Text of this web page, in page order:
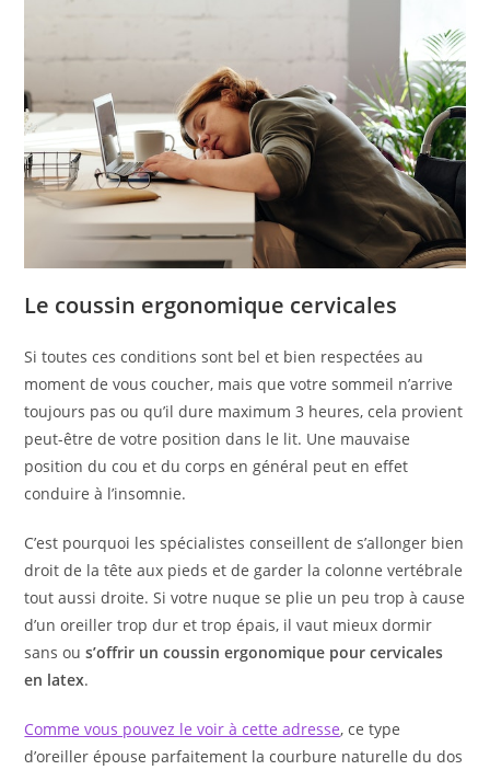
Le coussin ergonomique cervicales
Si toutes ces conditions sont bel et bien respectées au
moment de vous coucher, mais que votre sommeil n’arrive
toujours pas ou qu’il dure maximum 3 heures, cela provient
peut-être de votre position dans le lit. Une mauvaise
position du cou et du corps en général peut en effet
conduire à l’insomnie.
C’est pourquoi les spécialistes conseillent de s’allonger bien
droit de la tête aux pieds et de garder la colonne vertébrale
tout aussi droite. Si votre nuque se plie un peu trop à cause
d’un oreiller trop dur et trop épais, il vaut mieux dormir
sans ous’offrir un coussin ergonomique pour cervicales
en latex.
Comme vous pouvez le voir à cette adresse, ce type
d’oreiller épouse parfaitement la courbure naturelle du dos